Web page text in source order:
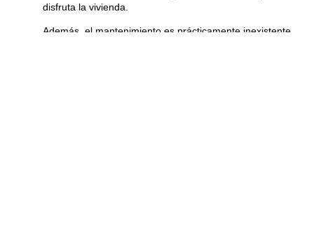
disfruta la vivienda.
Además, el mantenimiento es prácticamente inexistente.